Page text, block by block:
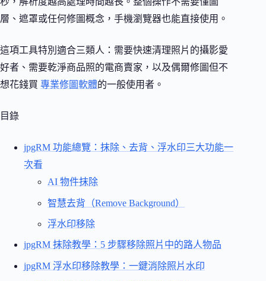
層、遮罩或任何修圖概念，手機瀏覽器也能直接使用。
這項工具特別適合三類人：需要快速清理照片的攝影愛
好者、需要乾淨商品照的電商賣家，以及偶爾修圖但不
想花錢買 專業修圖軟體的一般使用者。
目錄
jpgRM 功能總覽：抹除、去背、浮水印三大功能一
次看
AI 物件抹除
智慧去背（Remove Background）
浮水印移除
jpgRM 抹除教學：5 步驟移除照片中的路人物品
jpgRM 浮水印移除教學：一鍵消除照片水印